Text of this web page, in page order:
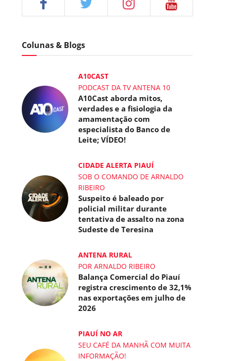
Colunas & Blogs
A10CAST
PODCAST DA TV ANTENA 10
A10Cast aborda mitos,
verdades e a fisiologia da
amamentação com
especialista do Banco de
Leite; VÍDEO!
CIDADE ALERTA PIAUÍ
SOB O COMANDO DE ARNALDO
RIBEIRO
Suspeito é baleado por
policial militar durante
tentativa de assalto na zona
Sudeste de Teresina
ANTENA RURAL
POR ARNALDO RIBEIRO
Balança Comercial do Piauí
registra crescimento de 32,1%
nas exportações em julho de
2026
PIAUÍ NO AR
SEU CAFÉ DA MANHÃ COM MUITA
INFORMAÇÃO!